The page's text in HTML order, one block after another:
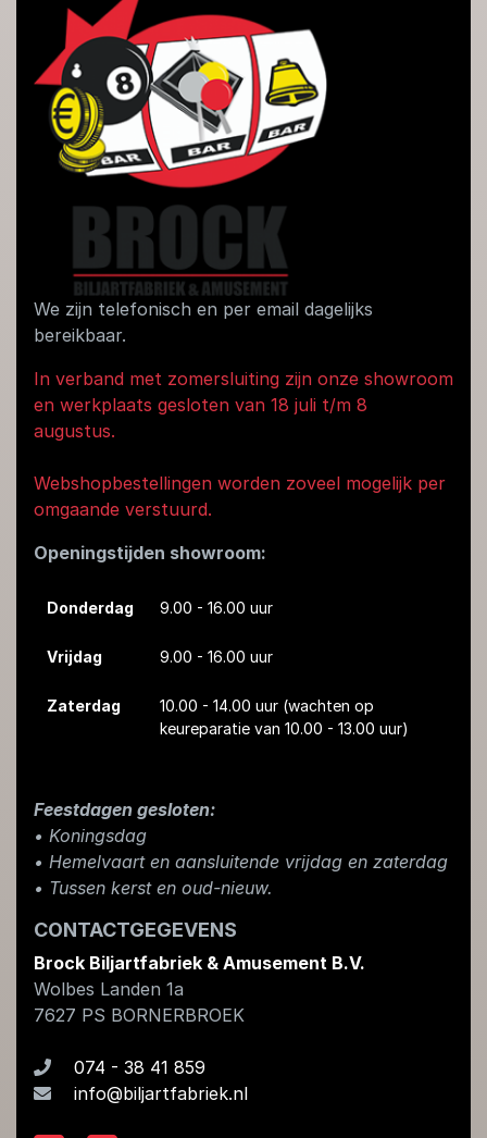
We zijn telefonisch en per email dagelijks
bereikbaar.
In verband met zomersluiting zijn onze showroom
en werkplaats gesloten van 18 juli t/m 8
augustus.
Webshopbestellingen worden zoveel mogelijk per
omgaande verstuurd.
Openingstijden showroom:
Donderdag 9.00 - 16.00 uur
Vrijdag 9.00 - 16.00 uur
Zaterdag 10.00 - 14.00 uur (wachten op
keureparatie van 10.00 - 13.00 uur)
Feestdagen gesloten:
• Koningsdag
​• Hemelvaart en aansluitende vrijdag en zaterdag
• Tussen kerst en oud-nieuw.
CONTACTGEGEVENS
Brock Biljartfabriek & Amusement B.V.
Wolbes Landen 1a
7627 PS BORNERBROEK
074 - 38 41 859
info@biljartfabriek.nl